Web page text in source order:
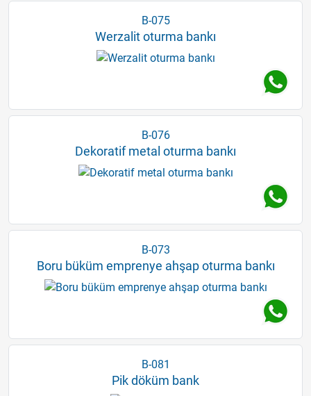
B-075
Werzalit oturma bankı
B-076
Dekoratif metal oturma bankı
B-073
Boru büküm emprenye ahşap oturma bankı
B-081
Pik döküm bank